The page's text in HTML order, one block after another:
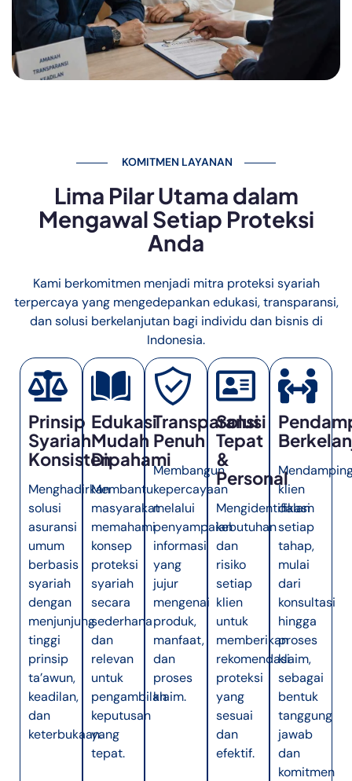
KOMITMEN LAYANAN
Lima Pilar Utama dalam
Mengawal Setiap Proteksi
Anda
Kami berkomitmen menjadi mitra proteksi syariah
terpercaya yang mengedepankan edukasi, transparansi,
dan solusi berkelanjutan bagi individu dan bisnis di
Indonesia.
Prinsip
Syariah
Konsisten
Menghadirkan
solusi
asuransi
umum
berbasis
syariah
dengan
menjunjung
tinggi
prinsip
ta’awun,
keadilan,
dan
keterbukaan.
Edukasi
Mudah
Dipahami
Membantu
masyarakat
memahami
konsep
proteksi
syariah
secara
sederhana
dan
relevan
untuk
pengambilan
keputusan
yang
tepat.
Transparansi
Penuh
Membangun
kepercayaan
melalui
penyampaian
informasi
yang
jujur
mengenai
produk,
manfaat,
dan
proses
klaim.
Solusi
Tepat
&
Personal
Mengidentifikasi
kebutuhan
dan
risiko
setiap
klien
untuk
memberikan
rekomendasi
proteksi
yang
sesuai
dan
efektif.
klien
dalam
setiap
tahap,
mulai
dari
konsultasi
hingga
proses
klaim,
sebagai
bentuk
tanggung
jawab
dan
komitmen